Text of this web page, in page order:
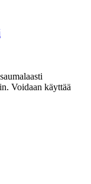
Voidaan käyttää